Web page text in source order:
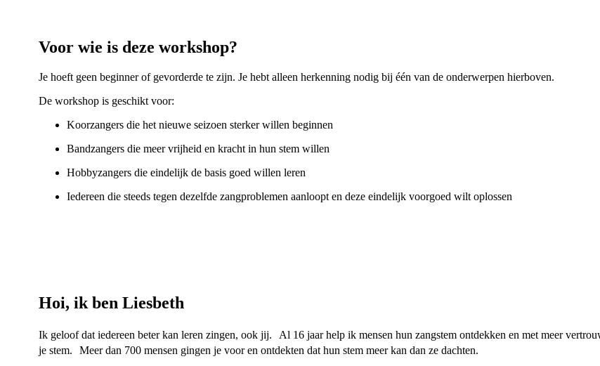
Voor wie is deze workshop?
Je hoeft geen beginner of gevorderde te zijn. Je hebt alleen herkenning nodig bij één van de onderwerpen hierboven.
De workshop is geschikt voor:
Koorzangers die het nieuwe seizoen sterker willen beginnen
Bandzangers die meer vrijheid en kracht in hun stem willen
Hobbyzangers die eindelijk de basis goed willen leren
Iedereen die steeds tegen dezelfde zangproblemen aanloopt en deze eindelijk voorgoed wilt oplossen
Hoi, ik ben Liesbeth
Ik geloof dat iedereen beter kan leren zingen, ook jij. Al 16 jaar help ik mensen hun zangstem ontdekken en met meer
je stem. Meer dan 700 mensen gingen je voor en ontdekten dat hun stem meer kan dan ze dachten.